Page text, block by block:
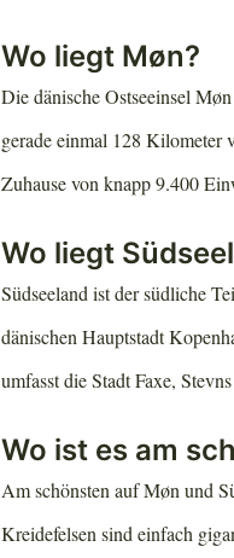
Wo liegt Møn?
Die dänische Ostseeinsel
gerade einmal 128 Kilometer
Zuhause von knapp 9.400
Wo liegt
Südseeland ist der südliche
dänischen Hauptstadt
umfasst die Stadt Faxe,
Wo ist es am
Am schönsten auf Møn und
Kreidefelsen sind einfach